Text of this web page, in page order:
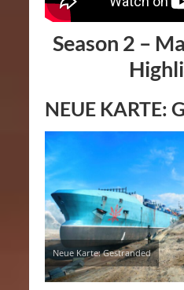
Season 2 –
NEUE KARTE:
Neue Karte: Gestranded